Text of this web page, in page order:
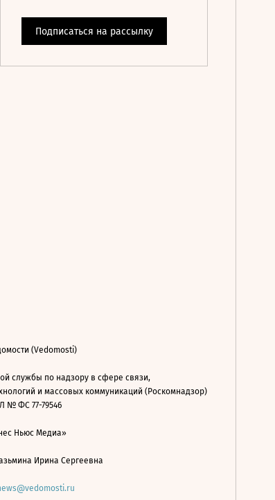
(Vedomosti)
службы по надзору в сфере связи,
и массовых коммуникаций (Роскомнадзор)
№ ФС 77-79546
Ньюс Медиа»
Ирина Сергеевна